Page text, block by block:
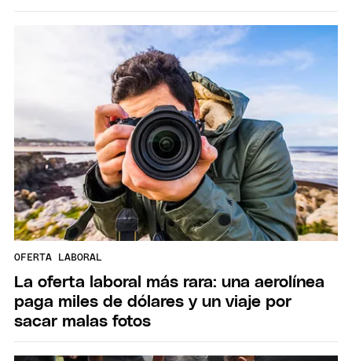
OFERTA LABORAL
La oferta laboral más rara: una aerolínea
paga miles de dólares y un viaje por
sacar malas fotos